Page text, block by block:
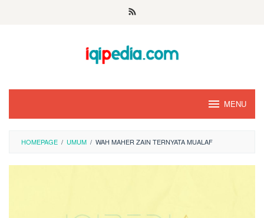
MENU
HOMEPAGE / UMUM / WAH MAHER ZAIN TERNYATA MUALAF